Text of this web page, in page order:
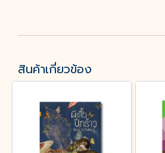
สินค้าเกี่ยวข้อง